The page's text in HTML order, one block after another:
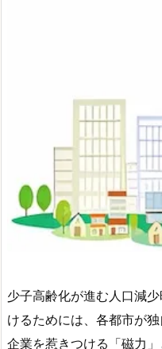
少子高齢化が進む人口減
けるためには、各都市が
企業を惹きつける「磁力